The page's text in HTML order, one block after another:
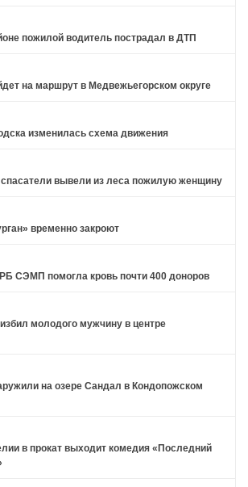
пожилой водитель пострадал в ДТП
на маршрут в Медвежьегорском округе
изменилась схема движения
вывели из леса пожилую женщину
временно закроют
СЭМП помогла кровь почти 400 доноров
молодого мужчину в центре
на озере Сандал в Кондопожском
в прокат выходит комедия «Последний